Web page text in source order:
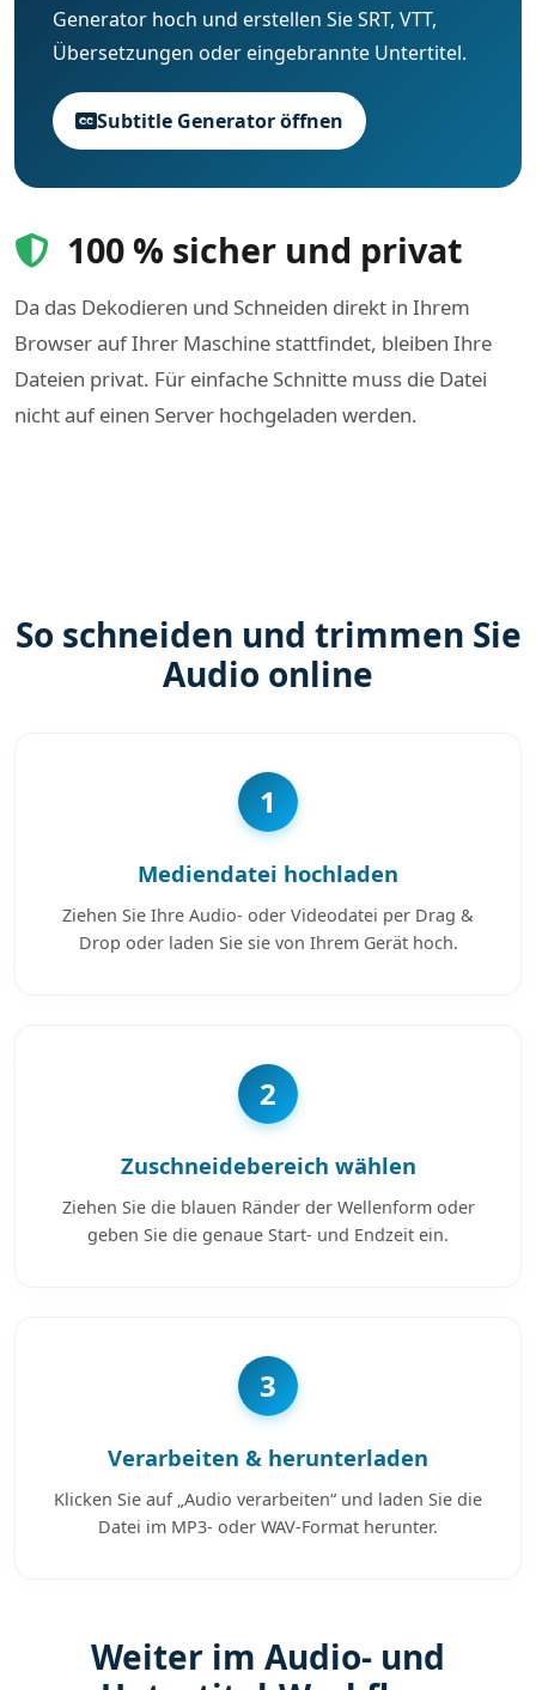
Generator hoch und erstellen Sie SRT, VTT,
Übersetzungen oder eingebrannte Untertitel.
Subtitle Generator öffnen
100 % sicher und privat
Da das Dekodieren und Schneiden direkt in Ihrem
Browser auf Ihrer Maschine stattfindet, bleiben Ihre
Dateien privat. Für einfache Schnitte muss die Datei
nicht auf einen Server hochgeladen werden.
So schneiden und trimmen Sie
Audio online
1
Mediendatei hochladen
Ziehen Sie Ihre Audio- oder Videodatei per Drag &
Drop oder laden Sie sie von Ihrem Gerät hoch.
2
Zuschneidebereich wählen
Ziehen Sie die blauen Ränder der Wellenform oder
geben Sie die genaue Start- und Endzeit ein.
3
Verarbeiten & herunterladen
Klicken Sie auf „Audio verarbeiten“ und laden Sie die
Datei im MP3- oder WAV-Format herunter.
Weiter im Audio- und